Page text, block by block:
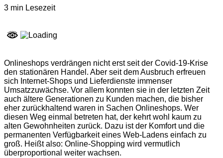
3 min Lesezeit
Onlineshops verdrängen nicht erst seit der Covid-19-Krise
den stationären Handel. Aber seit dem Ausbruch erfreuen
sich Internet-Shops und Lieferdienste immenser
Umsatzzuwächse. Vor allem konnten sie in der letzten Zeit
auch ältere Generationen zu Kunden machen, die bisher
eher zurückhaltend waren in Sachen Onlineshops. Wer
diesen Weg einmal betreten hat, der kehrt wohl kaum zu
alten Gewohnheiten zurück. Dazu ist der Komfort und die
permanenten Verfügbarkeit eines Web-Ladens einfach zu
groß. Heißt also: Online-Shopping wird vermutlich
überproportional weiter wachsen.